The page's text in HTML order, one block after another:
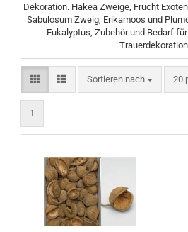
Dekoration. Hakea Zweige, Frucht
Sabulosum Zweig, Erikamoos und
Eukalyptus, Zubehör und Bedarf
Sortieren nach
Sortieren nach 20
pro
1